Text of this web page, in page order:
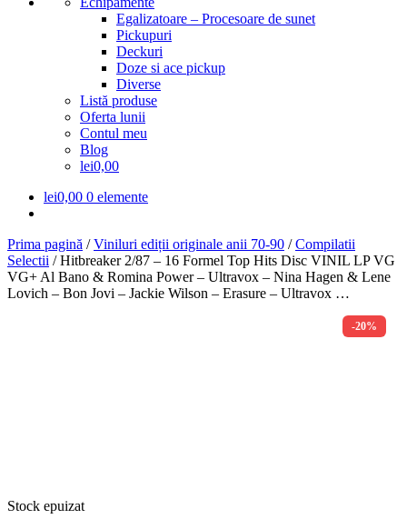
Egalizatoare – Procesoare de sunet
Pickupuri
Deckuri
Doze si ace pickup
Diverse
Listă produse
Oferta lunii
Contul meu
Blog
lei0,00
lei0,00 0 elemente
Prima pagină /Viniluri ediții originale anii 70-90 /Compilatii
Selectii /Hitbreaker 2/87 – 16 Formel Top Hits Disc VINIL LP VG
VG+ Al Bano & Romina Power – Ultravox – Nina Hagen & Lene
Lovich – Bon Jovi – Jackie Wilson – Erasure – Ultravox …
-20%
Stock epuizat